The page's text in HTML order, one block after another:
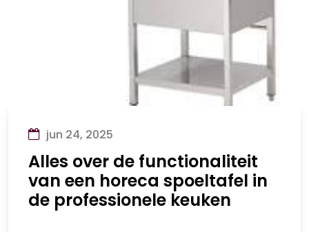
jun 24, 2025
Alles over de functionaliteit
van een horeca spoeltafel in
de professionele keuken